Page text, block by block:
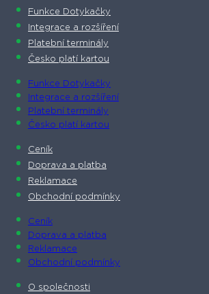
Funkce Dotykačky
Integrace a rozšíření
Platební terminály
Česko platí kartou
Funkce Dotykačky
Integrace a rozšíření
Platební terminály
Česko platí kartou
Ceník
Doprava a platba
Reklamace
Obchodní podmínky
Ceník
Doprava a platba
Reklamace
Obchodní podmínky
O společnosti​